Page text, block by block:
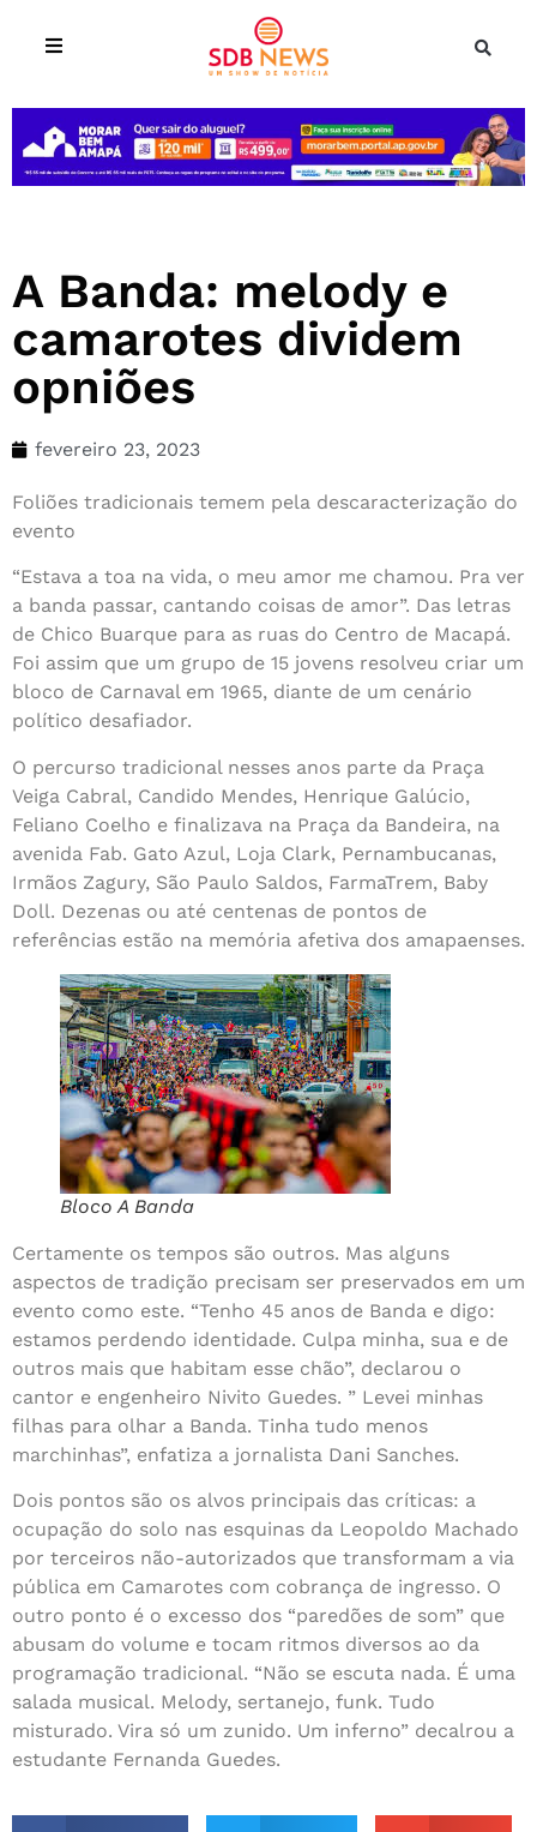
A Banda: melody e
camarotes dividem
opniões
fevereiro 23, 2023
Foliões tradicionais temem pela descaracterização do
evento
“Estava a toa na vida, o meu amor me chamou. Pra ver
a banda passar, cantando coisas de amor”. Das letras
de Chico Buarque para as ruas do Centro de Macapá.
Foi assim que um grupo de 15 jovens resolveu criar um
bloco de Carnaval em 1965, diante de um cenário
político desafiador.
O percurso tradicional nesses anos parte da Praça
Veiga Cabral, Candido Mendes, Henrique Galúcio,
Feliano Coelho e finalizava na Praça da Bandeira, na
avenida Fab. Gato Azul, Loja Clark, Pernambucanas,
Irmãos Zagury, São Paulo Saldos, FarmaTrem, Baby
Doll. Dezenas ou até centenas de pontos de
referências estão na memória afetiva dos amapaenses.
Bloco A Banda
Certamente os tempos são outros. Mas alguns
aspectos de tradição precisam ser preservados em um
evento como este. “Tenho 45 anos de Banda e digo:
estamos perdendo identidade. Culpa minha, sua e de
outros mais que habitam esse chão”, declarou o
cantor e engenheiro Nivito Guedes. ” Levei minhas
filhas para olhar a Banda. Tinha tudo menos
marchinhas”, enfatiza a jornalista Dani Sanches.
Dois pontos são os alvos principais das críticas: a
ocupação do solo nas esquinas da Leopoldo Machado
por terceiros não-autorizados que transformam a via
pública em Camarotes com cobrança de ingresso. O
outro ponto é o excesso dos “paredões de som” que
abusam do volume e tocam ritmos diversos ao da
programação tradicional. “Não se escuta nada. É uma
salada musical. Melody, sertanejo, funk. Tudo
misturado. Vira só um zunido. Um inferno” decalrou a
estudante Fernanda Guedes.